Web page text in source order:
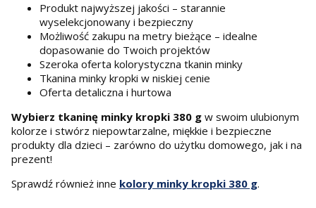
Produkt najwyższej jakości – starannie
wyselekcjonowany i bezpieczny
Możliwość zakupu na metry bieżące – idealne
dopasowanie do Twoich projektów
Szeroka oferta kolorystyczna tkanin minky
Tkanina minky kropki w niskiej cenie
Oferta detaliczna i hurtowa
Wybierz tkaninę minky kropki 380 g w swoim ulubionym
kolorze i stwórz niepowtarzalne, miękkie i bezpieczne
produkty dla dzieci – zarówno do użytku domowego, jak i na
prezent!
Sprawdź również inne kolory minky kropki 380 g.